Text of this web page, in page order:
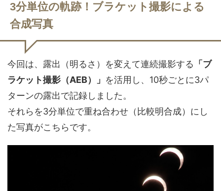
3分単位の軌跡！ブラケット撮影による
合成写真
今回は、露出（明るさ）を変えて連続撮影する 「ブ
ラケット撮影（AEB）」 を活用し、10秒ごとに3パ
ターンの露出で記録しました。
それらを3分単位で重ね合わせ（比較明合成）にし
た写真がこちらです。